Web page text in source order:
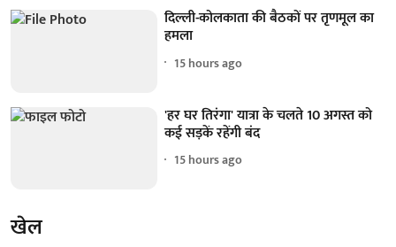
दिल्ली-कोलकाता की बैठकों पर तृणमूल का
हमला
15 hours ago
'हर घर तिरंगा' यात्रा के चलते 10 अगस्त को
कई सड़कें रहेंगी बंद
15 hours ago
खेल